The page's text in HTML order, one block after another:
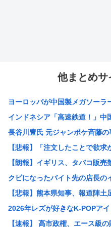
他まとめサ
ヨーロッパが中国製メガソーラ
インドネシア「高速鉄道！」中
長谷川豊氏 元ジャンポケ斉藤
【悲報】「注文したことで欲
【朗報】イギリス、タバコ販
クビになったバイト先の店長の
【悲報】熊本県知事、報道陣
2026年レズが好きなK-POPア
【速報】 高市政権、エース級